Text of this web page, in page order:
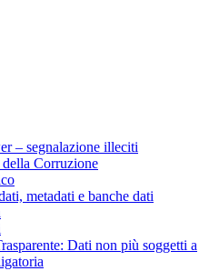
– segnalazione illeciti
Corruzione
metadati e banche dati
Dati non più soggetti a